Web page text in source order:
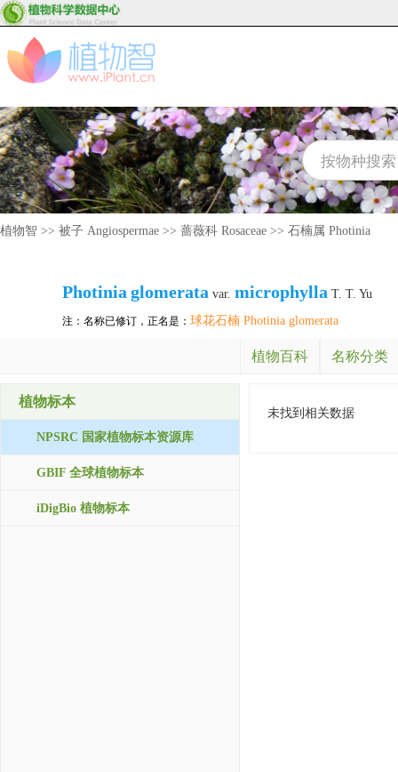
植物智 >> 被子 Angiospermae >> 蔷薇科 Rosaceae >> 石楠属 Photinia
Photinia glomerata var. microphylla T. T. Yu
注：名称已修订，正名是： 球花石楠 Photinia glomerata
植物百科 名称分类
植物标本
NPSRC 国家植物标本资源库
GBIF 全球植物标本
iDigBio 植物标本
未找到相关数据